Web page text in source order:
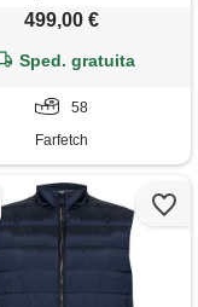
499,00 €
Sped. gratuita
58
Farfetch